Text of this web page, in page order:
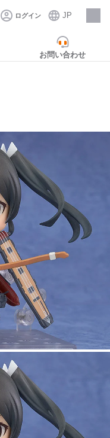
ログイン JP
採用情報
お問い合わせ